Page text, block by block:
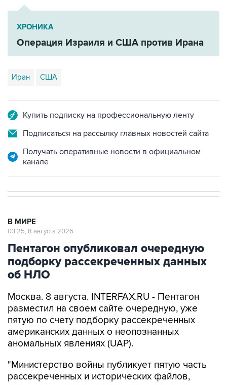
ХРОНИКА
Операция Израиля и США против Ирана
Иран США
Купить подписку на профессиональную ленту
Подписаться на рассылку главных новостей сайта
Получать оперативные новости в официальном
канале
В МИРЕ
03:25, 8 августа 2026
Пентагон опубликовал очередную
подборку рассекреченных данных
об НЛО
Москва. 8 августа. INTERFAX.RU - Пентагон
разместил на своем сайте очередную, уже
пятую по счету подборку рассекреченных
американских данных о неопознанных
аномальных явлениях (UAP).
"Министерство войны публикует пятую часть
рассекреченных и исторических файлов,